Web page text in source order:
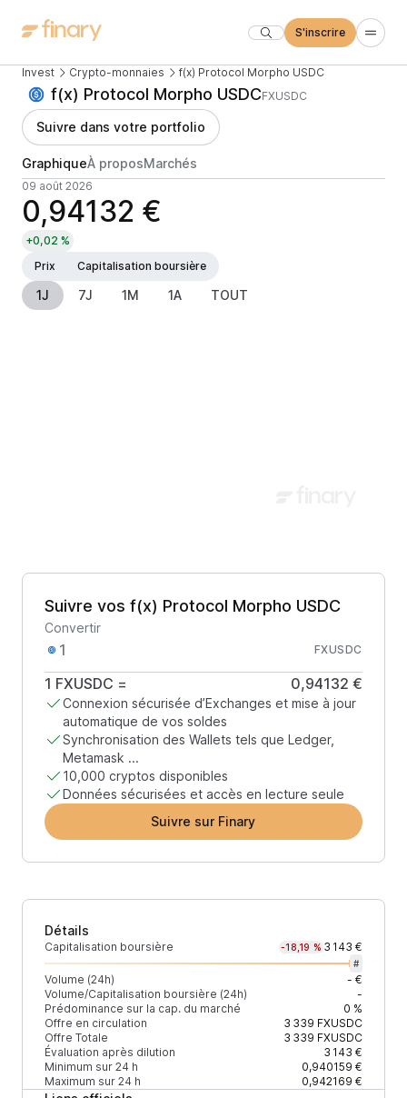
S'inscrire
Invest Crypto-monnaies f(x) Protocol Morpho USDC
f(x) Protocol Morpho USDCFXUSDC
Suivre dans votre portfolio
GraphiqueÀ proposMarchés
09 août 2026
0,94132 €
+0,02 %
Prix
Capitalisation boursière
1J 7J 1M 1A TOUT
Suivre vos f(x) Protocol Morpho USDC
Convertir
FXUSDC
1 FXUSDC = 0,94132 €
Connexion sécurisée d’Exchanges et mise à jour
automatique de vos soldes
Synchronisation des Wallets tels que Ledger,
Metamask ...
10,000 cryptos disponibles
Données sécurisées et accès en lecture seule
Suivre sur Finary
Détails
Capitalisation boursière -18,19 % 3 143 €
#
Volume (24h)
- €
Volume/Capitalisation boursière (24h)
-
Prédominance sur la cap. du marché
0 %
Offre en circulation
3 339 FXUSDC
Offre Totale
3 339 FXUSDC
Évaluation après dilution
3 143 €
Minimum sur 24 h
0,940159 €
Maximum sur 24 h
0,942169 €